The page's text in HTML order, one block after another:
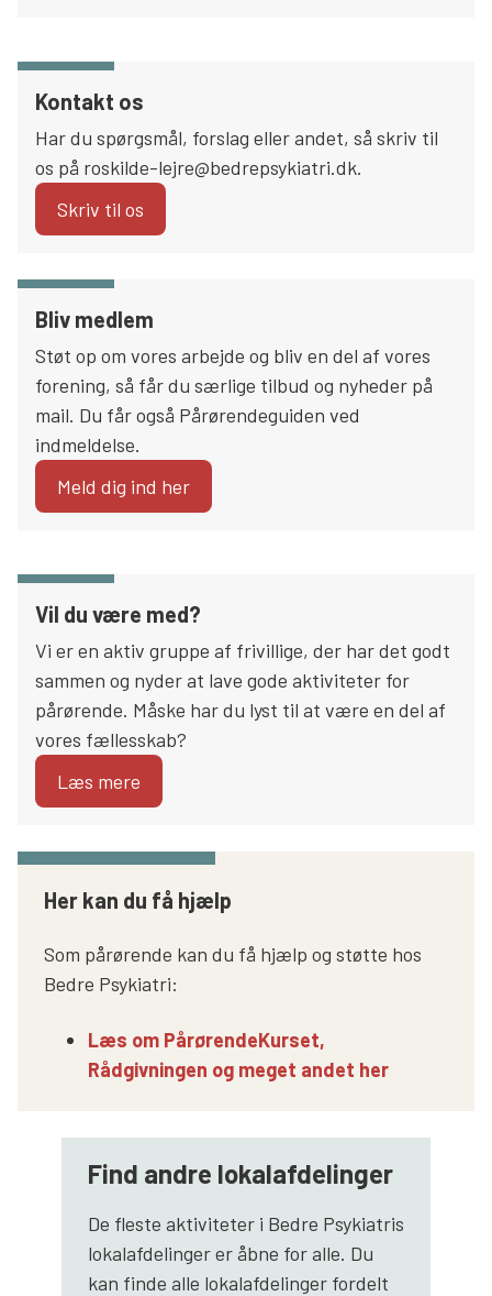
Kontakt os
Har du spørgsmål, forslag eller andet, så skriv til
os på roskilde-lejre@bedrepsykiatri.dk.
Skriv til os
Bliv medlem
Støt op om vores arbejde og bliv en del af vores
forening, så får du særlige tilbud og nyheder på
mail. Du får også Pårørendeguiden ved
indmeldelse.
Meld dig ind her
Vil du være med?
Vi er en aktiv gruppe af frivillige, der har det godt
sammen og nyder at lave gode aktiviteter for
pårørende. Måske har du lyst til at være en del af
vores fællesskab?
Læs mere
Her kan du få hjælp
Som pårørende kan du få hjælp og støtte hos
Bedre Psykiatri:
Læs om PårørendeKurset,
Rådgivningen og meget andet her
Find andre lokalafdelinger
De fleste aktiviteter i Bedre Psykiatris
lokalafdelinger er åbne for alle. Du
kan finde alle lokalafdelinger fordelt